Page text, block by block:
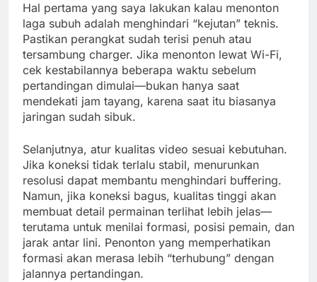
Hal pertama yang saya lakukan kalau menonton
laga subuh adalah menghindari “kejutan” teknis.
Pastikan perangkat sudah terisi penuh atau
tersambung charger. Jika menonton lewat Wi-Fi,
cek kestabilannya beberapa waktu sebelum
pertandingan dimulai—bukan hanya saat
mendekati jam tayang, karena saat itu biasanya
jaringan sudah sibuk.
Selanjutnya, atur kualitas video sesuai kebutuhan.
Jika koneksi tidak terlalu stabil, menurunkan
resolusi dapat membantu menghindari buffering.
Namun, jika koneksi bagus, kualitas tinggi akan
membuat detail permainan terlihat lebih jelas—
terutama untuk menilai formasi, posisi pemain, dan
jarak antar lini. Penonton yang memperhatikan
formasi akan merasa lebih “terhubung” dengan
jalannya pertandingan.